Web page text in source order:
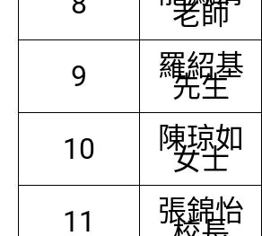
老師
9 羅紹基
先生
10 陳琼如
女士
11 張錦怡